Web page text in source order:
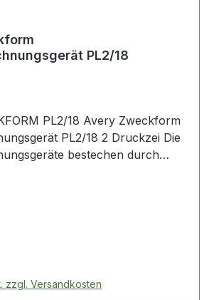
PL2/18
PL2/18 Avery Zweckform
PL2/18 2 Druckzei Die
bestechen durch
äußeren Einflüssen.
Einstellungen zur
zzgl. Versandkosten